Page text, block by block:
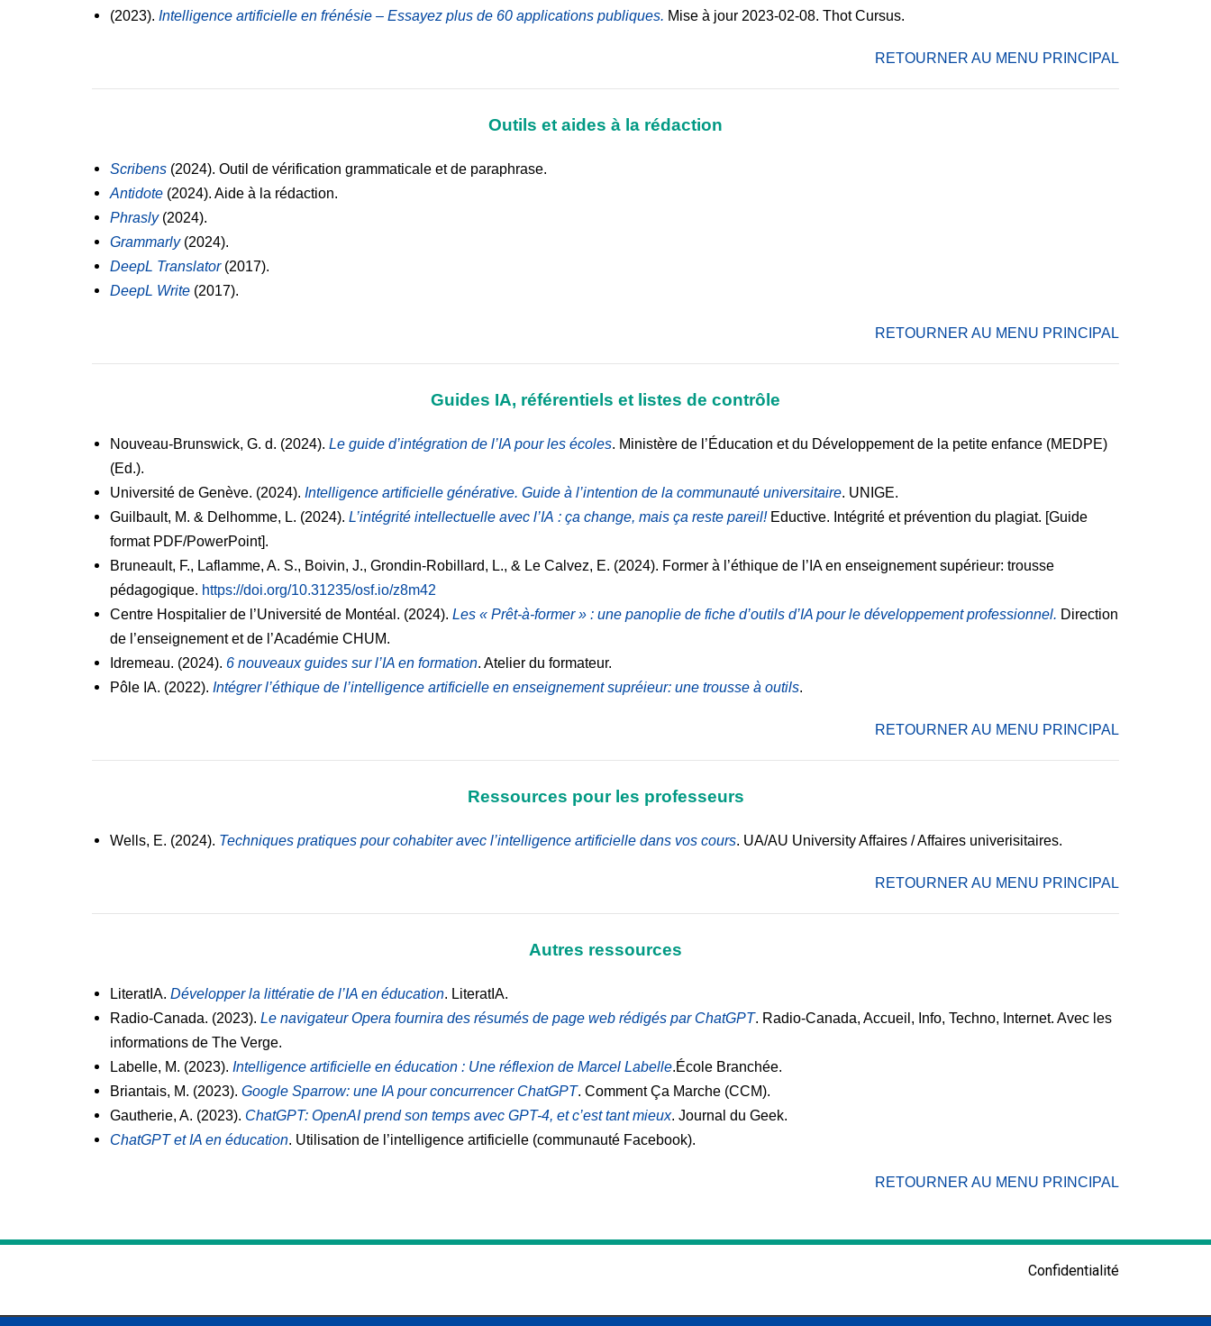
(2023). Intelligence artificielle en frénésie – Essayez plus de 60 applications publiques. Mise à jour 2023-02-08. Thot Cursus.
RETOURNER AU MENU PRINCIPAL
Outils et aides à la rédaction
Scribens (2024). Outil de vérification grammaticale et de paraphrase.
Antidote (2024). Aide à la rédaction.
Phrasly (2024).
Grammarly (2024).
DeepL Translator(2017).
DeepL Write (2017).
RETOURNER AU MENU PRINCIPAL
Guides IA, référentiels et listes de contrôle
Nouveau-Brunswick, G. d. (2024). Le guide d’intégration de l’IA pour les écoles. Ministère de l’Éducation et du Développement de la petite enfance (MEDPE)
(Ed.).
Université de Genève. (2024). Intelligence artificielle générative. Guide à l’intention de la communauté universitaire. UNIGE.
Guilbault, M. & Delhomme, L. (2024). L’intégrité intellectuelle avec l’IA : ça change, mais ça reste pareil!Eductive. Intégrité et prévention du plagiat. [Guide
format PDF/PowerPoint].
Bruneault, F., Laflamme, A. S., Boivin, J., Grondin-Robillard, L., & Le Calvez, E. (2024). Former à l’éthique de l’IA en enseignement supérieur: trousse
pédagogique. https://doi.org/10.31235/osf.io/z8m42
Centre Hospitalier de l’Université de Montéal. (2024). Les « Prêt-à-former » : une panoplie de fiche d’outils d’IA pour le développement professionnel. Direction
de l’enseignement et de l’Académie CHUM.
Idremeau. (2024). 6 nouveaux guides sur l’IA en formation. Atelier du formateur.
Pôle IA. (2022). Intégrer l’éthique de l’intelligence artificielle en enseignement supréieur: une trousse à outils.
RETOURNER AU MENU PRINCIPAL
Ressources pour les professeurs
Wells, E. (2024). Techniques pratiques pour cohabiter avec l’intelligence artificielle dans vos cours. UA/AU University Affaires / Affaires univerisitaires.
RETOURNER AU MENU PRINCIPAL
Autres ressources
LiteratIA. Développer la littératie de l’IA en éducation. LiteratIA.
Radio-Canada. (2023). Le navigateur Opera fournira des résumés de page web rédigés par ChatGPT. Radio-Canada, Accueil, Info, Techno, Internet. Avec les
informations de The Verge.
Labelle, M. (2023). Intelligence artificielle en éducation : Une réflexion de Marcel Labelle.École Branchée.
Briantais, M. (2023). Google Sparrow: une IA pour concurrencer ChatGPT. Comment Ça Marche (CCM).
Gautherie, A. (2023). ChatGPT: OpenAI prend son temps avec GPT-4, et c’est tant mieux. Journal du Geek.
ChatGPT et IA en éducation. Utilisation de l’intelligence artificielle (communauté Facebook).
RETOURNER AU MENU PRINCIPAL
Confidentialité